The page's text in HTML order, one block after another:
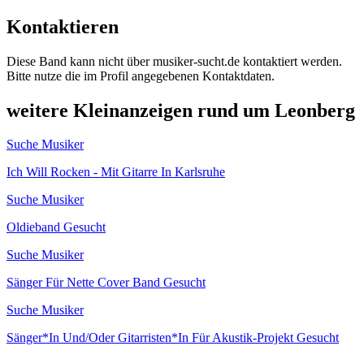
Kontaktieren
Diese Band kann nicht über musiker-sucht.de kontaktiert werden.
Bitte nutze die im Profil angegebenen Kontaktdaten.
weitere Kleinanzeigen rund um Leonberg
Suche Musiker
Ich Will Rocken - Mit Gitarre In Karlsruhe
Suche Musiker
Oldieband Gesucht
Suche Musiker
Sänger Für Nette Cover Band Gesucht
Suche Musiker
Sänger*In Und/Oder Gitarristen*In Für Akustik-Projekt Gesucht